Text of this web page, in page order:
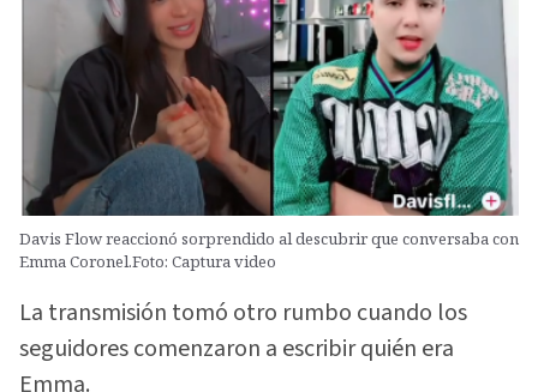
Davis Flow reaccionó sorprendido al descubrir que conversaba con
Emma Coronel.Foto: Captura video
La transmisión tomó otro rumbo cuando los
seguidores comenzaron a escribir quién era
Emma.